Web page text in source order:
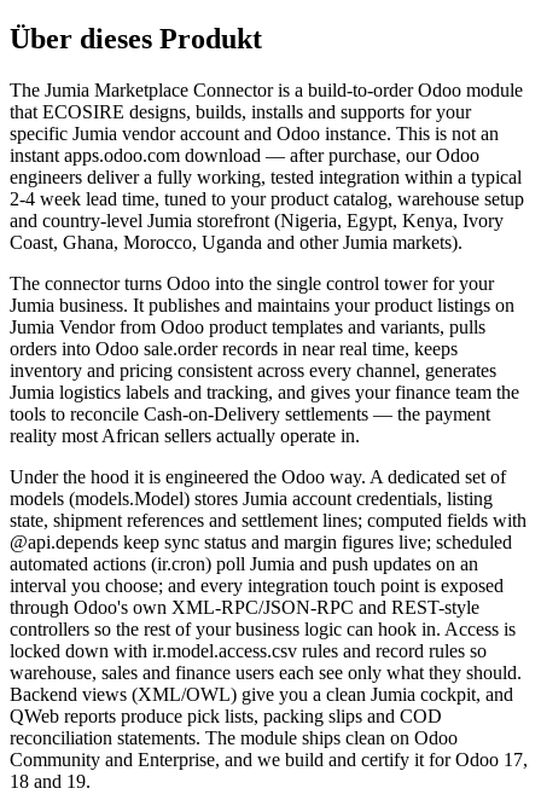
Über dieses Produkt
The Jumia Marketplace Connector is a build-to-order Odoo module
that ECOSIRE designs, builds, installs and supports for your
specific Jumia vendor account and Odoo instance. This is not an
instant apps.odoo.com download — after purchase, our Odoo
engineers deliver a fully working, tested integration within a typical
2-4 week lead time, tuned to your product catalog, warehouse setup
and country-level Jumia storefront (Nigeria, Egypt, Kenya, Ivory
Coast, Ghana, Morocco, Uganda and other Jumia markets).
The connector turns Odoo into the single control tower for your
Jumia business. It publishes and maintains your product listings on
Jumia Vendor from Odoo product templates and variants, pulls
orders into Odoo sale.order records in near real time, keeps
inventory and pricing consistent across every channel, generates
Jumia logistics labels and tracking, and gives your finance team the
tools to reconcile Cash-on-Delivery settlements — the payment
reality most African sellers actually operate in.
Under the hood it is engineered the Odoo way. A dedicated set of
models (models.Model) stores Jumia account credentials, listing
state, shipment references and settlement lines; computed fields with
@api.depends keep sync status and margin figures live; scheduled
automated actions (ir.cron) poll Jumia and push updates on an
interval you choose; and every integration touch point is exposed
through Odoo's own XML-RPC/JSON-RPC and REST-style
controllers so the rest of your business logic can hook in. Access is
locked down with ir.model.access.csv rules and record rules so
warehouse, sales and finance users each see only what they should.
Backend views (XML/OWL) give you a clean Jumia cockpit, and
QWeb reports produce pick lists, packing slips and COD
reconciliation statements. The module ships clean on Odoo
Community and Enterprise, and we build and certify it for Odoo 17,
18 and 19.